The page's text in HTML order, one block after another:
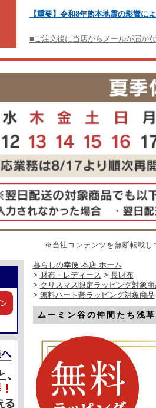
【重要】令和8年熊本地震の影響に
■ご注文後に当店からメールが届か
※当社コンテンツを無断転載し
暮らしの幸便 本店 ホーム
> 財布・レディース > 長財布
> クリスマス限定ラッピング対象商
> 無料ハート帯ラッピング対象商品
ムーミン谷の仲間たち浅